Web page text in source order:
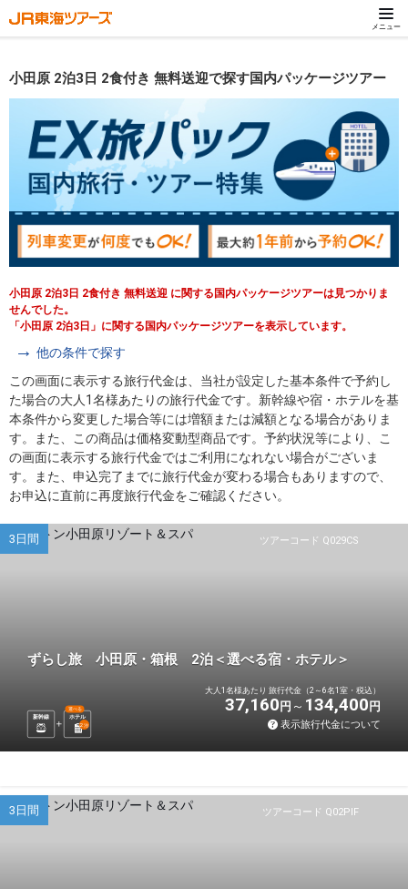
メニュー
小田原 2泊3日 2食付き 無料送迎で探す国内パッケージツアー
小田原 2泊3日 2食付き 無料送迎 に関する国内パッケージツアーは見つかりま
せんでした。
「小田原 2泊3日」に関する国内パッケージツアーを表示しています。
他の条件で探す
この画面に表示する旅行代金は、当社が設定した基本条件で予約し
た場合の大人1名様あたりの旅行代金です。新幹線や宿・ホテルを基
本条件から変更した場合等には増額または減額となる場合がありま
す。また、この商品は価格変動型商品です。予約状況等により、こ
の画面に表示する旅行代金ではご利用になれない場合がございま
す。また、申込完了までに旅行代金が変わる場合もありますので、
お申込に直前に再度旅行代金をご確認ください。
ツアーコード Q029CS
3日間
ずらし旅 小田原・箱根 2泊＜選べる宿・ホテル＞
新幹線 ホテル
選べる
2泊
大人1名様あたり 旅行代金（2～6名1室・税込）
37,160 円 134,400 円
表示旅行代金について
ツアーコード Q02PIF
3日間